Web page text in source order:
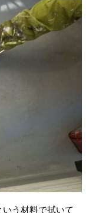
う材料で拭いて